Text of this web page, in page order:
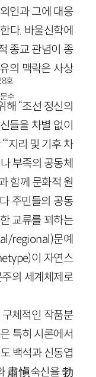
인과 그에 대응
다. 바울신학에
종교 관념이 종
의 맥락은 사상
해 “조선 정신의
들을 차별 없이
지리 및 기후 차
부족의 공동체
함께 문화적 원
주민들의 공동
교류를 꾀하는
regional)문예
이 자연스
의 세계체제로
체적인 작품분
특히 시론에서
백석과 신동엽
肅愼숙신을 勃
호
수